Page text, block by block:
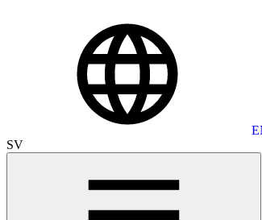
SV